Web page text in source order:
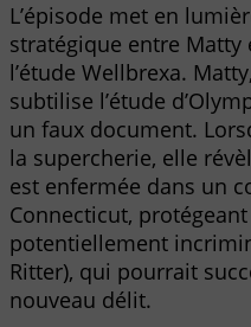
L’épisode met en
stratégique entre
l’étude Wellbrexa.
subtilise l’étude
un faux document.
la supercherie, elle
est enfermée dans un
Connecticut,
potentiellement
Ritter), qui pourrait
nouveau délit.